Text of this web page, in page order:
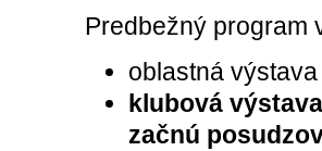
Predbežný program
oblastná
klubová
začnú